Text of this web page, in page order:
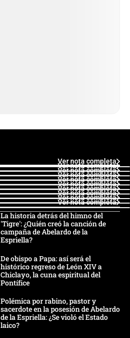
Ver nota completa
Ver nota completa
Ver nota completa
Ver nota completa
Ver nota completa
Ver nota completa
Ver nota completa
Ver nota completa
Ver nota completa
Ver nota completa
La historia detrás del himno del
'Tigre': ¿Quién creó la canción de
campaña de Abelardo de la
Espriella?
De obispo a Papa: así será el
histórico regreso de León XIV a
Chiclayo, la cuna espiritual del
Pontífice
Polémica por rabino, pastor y
sacerdote en la posesión de Abelardo
de la Espriella: ¿Se violó el Estado
laico?